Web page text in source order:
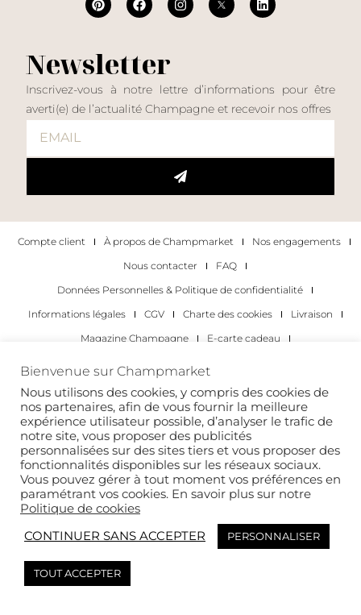
Newsletter
Inscrivez-vous à notre lettre d’informations pour être
averti(e) de l’actualité Champagne et recevoir nos offres
Compte client À propos de Champmarket
Nos engagements
Nous contacter
FAQ
Données Personnelles & Politique de confidentialité
Informations légales
CGV Charte des cookies
Livraison
Magazine Champagne
E-carte cadeau
Les occasions pour déguster du champagne
Pour les particuliers
Pour les entreprises
Copyright 2022 © tous droits réservés. Champmarket.
Bienvenue sur Champmarket
Nous utilisons des cookies, y compris des cookies de
nos partenaires, afin de vous fournir la meilleure
expérience utilisateur possible, d’analyser le trafic de
notre site, vous proposer des publicités
personnalisées sur des sites tiers et vous proposer des
fonctionnalités disponibles sur les réseaux sociaux.
Vous pouvez gérer à tout moment vos préférences en
paramétrant vos cookies. En savoir plus sur notre
Politique de cookies
CONTINUER SANS ACCEPTER
PERSONNALISER
TOUT ACCEPTER